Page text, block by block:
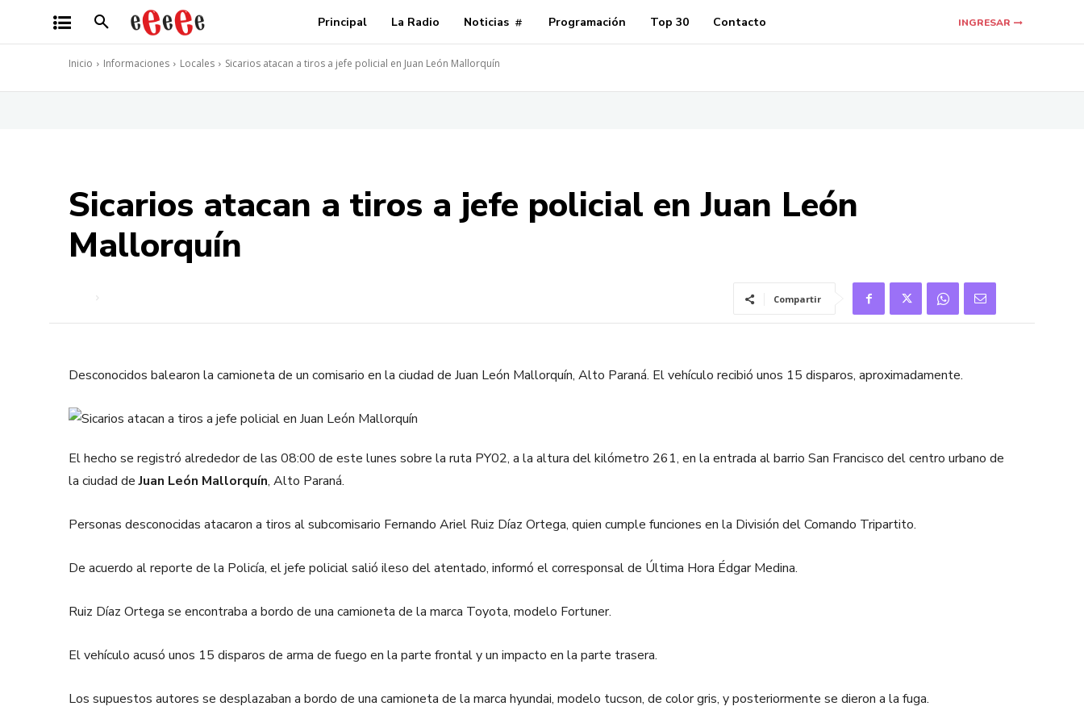
Principal La Radio Noticias Programación Top 30 Contacto INGRESAR
Inicio Informaciones Locales Sicarios atacan a tiros a jefe policial en Juan León Mallorquín
Sicarios atacan a tiros a jefe policial en Juan León
Mallorquín
Compartir
Desconocidos balearon la camioneta de un comisario en la ciudad de Juan León Mallorquín, Alto Paraná. El vehículo recibió unos 15 disparos, aproximadamente.
El hecho se registró alrededor de las 08:00 de este lunes sobre la ruta PY02, a la altura del kilómetro 261, en la entrada al barrio San Francisco del centro urbano de
la ciudad deJuan León Mallorquín, Alto Paraná.
Personas desconocidas atacaron a tiros al subcomisario Fernando Ariel Ruiz Díaz Ortega, quien cumple funciones en la División del Comando Tripartito.
De acuerdo al reporte de la Policía, el jefe policial salió ileso del atentado, informó el corresponsal de Última Hora Édgar Medina.
Ruiz Díaz Ortega se encontraba a bordo de una camioneta de la marca Toyota, modelo Fortuner.
El vehículo acusó unos 15 disparos de arma de fuego en la parte frontal y un impacto en la parte trasera.
Los supuestos autores se desplazaban a bordo de una camioneta de la marca hyundai, modelo tucson, de color gris, y posteriormente se dieron a la fuga.